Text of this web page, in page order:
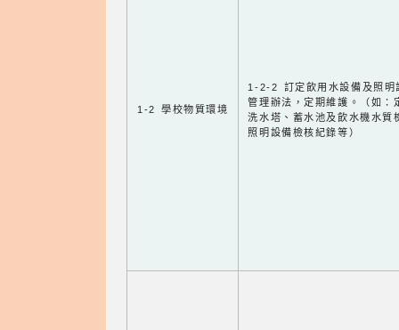
1-2 學校物質環境
1-2-2 訂定飲用水設備及照明
管理辦法，定期維護。（如：
洗水塔、蓄水池及飲水機水質
照明設備檢核紀錄等）